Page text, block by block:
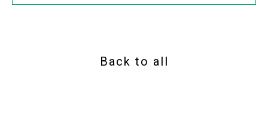
Back to all